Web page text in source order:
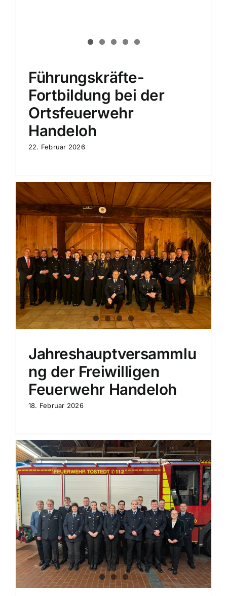
Führungskräfte-
Fortbildung bei der
Ortsfeuerwehr
Handeloh
22. Februar 2026
Jahreshauptversammlu
ng der Freiwilligen
Feuerwehr Handeloh
18. Februar 2026